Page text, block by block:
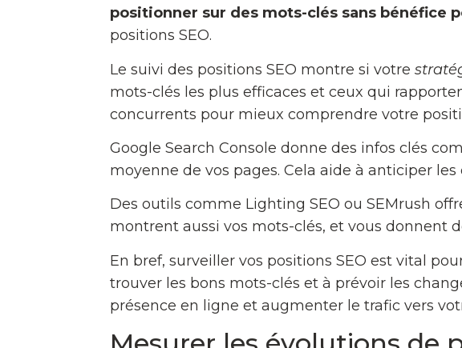
positionner sur des mots-clés sans bénéfice
positions SEO.
Le suivi des positions SEO montre si votre
mots-clés les plus efficaces et ceux qui
concurrents pour mieux comprendre votre
Google Search Console donne des infos clés
moyenne de vos pages. Cela aide à anticiper
Des outils comme Lighting SEO ou SEMrush
montrent aussi vos mots-clés, et vous donnent
En bref, surveiller vos positions SEO est vital
trouver les bons mots-clés et à prévoir les
présence en ligne et augmenter le trafic vers